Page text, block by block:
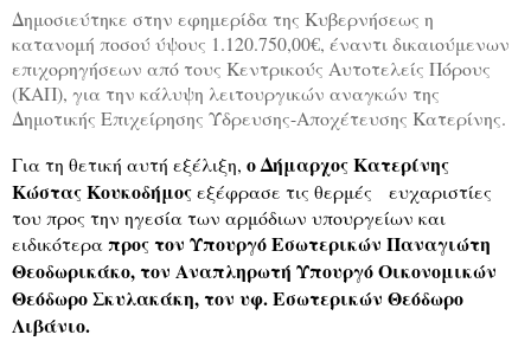
Δημοσιεύτηκε στην εφημερίδα της Κυβερνήσεως η
κατανομή ποσού ύψους 1.120.750,00€, έναντι δικαιούμενων
επιχορηγήσεων από τους Κεντρικούς Αυτοτελείς Πόρους
(ΚΑΠ), για την κάλυψη λειτουργικών αναγκών της
Δημοτικής Επιχείρησης Ύδρευσης-Αποχέτευσης Κατερίνης.
Για τη θετική αυτή εξέλιξη, ο Δήμαρχος Κατερίνης
Κώστας Κουκοδήμοςεξέφρασε τις θερμές
ευχαριστίες
του προς την ηγεσία των αρμόδιων υπουργείων και
ειδικότεραπρος τον Υπουργό Εσωτερικών Παναγιώτη
Θεοδωρικάκο, τον Αναπληρωτή Υπουργό Οικονομικών
Θεόδωρο Σκυλακάκη, τον υφ. Εσωτερικών Θεόδωρο
Λιβάνιο.